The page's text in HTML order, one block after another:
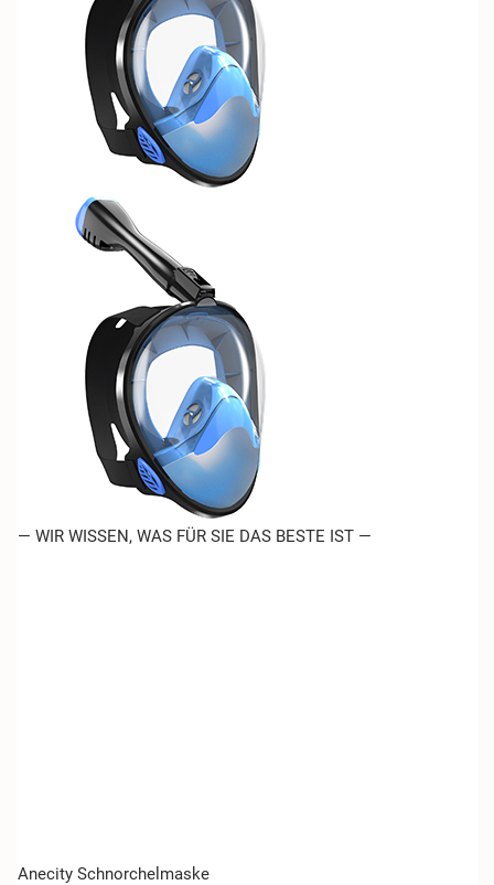
— WIR WISSEN, WAS FÜR SIE DAS BESTE IST —
Anecity Schnorchelmaske